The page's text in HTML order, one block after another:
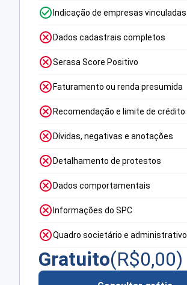
Indicação de empresas vinculadas
Dados cadastrais completos
Serasa Score Positivo
Faturamento ou renda presumida
Recomendação e limite de crédito
Dívidas, negativas e anotações
Detalhamento de protestos
Dados comportamentais
Informações do SPC
Quadro societário e administrativo
Gratuito(R$0,00)